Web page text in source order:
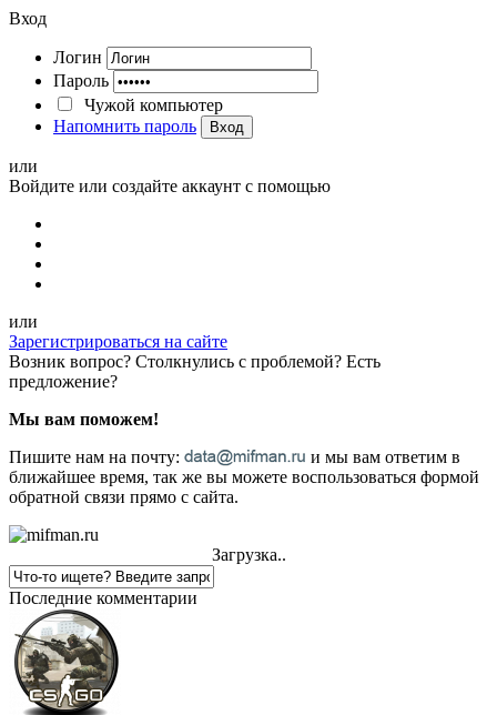
Вход
Логин
Пароль
Чужой компьютер
Напомнить пароль
Вход
или
Войдите или создайте аккаунт с помощью
или
Зарегистрироваться на сайте
Возник вопрос? Столкнулись с проблемой? Есть
предложение?
Мы вам поможем!
Пишите нам на почту:
и мы вам ответим в
ближайшее время, так же вы можете воспользоваться формой
обратной связи прямо с сайта.
Загрузка..
Последние комментарии